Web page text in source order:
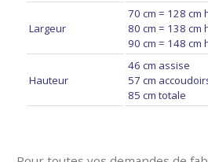
Largeur
70 cm = 128 cm
80 cm = 138 cm
90 cm = 148 cm
Hauteur
46 cm assise
57 cm
85 cm totale